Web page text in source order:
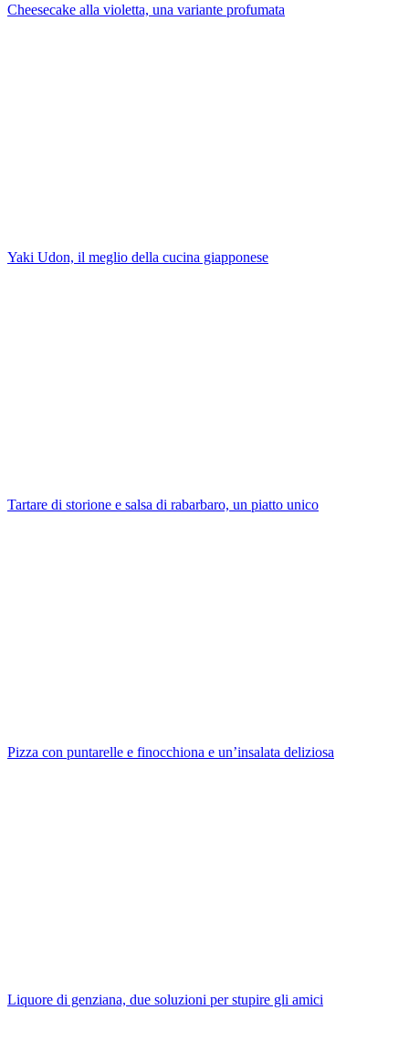
Cheesecake alla violetta, una variante profumata
Yaki Udon, il meglio della cucina giapponese
Tartare di storione e salsa di rabarbaro, un piatto unico
Pizza con puntarelle e finocchiona e un’insalata deliziosa
Liquore di genziana, due soluzioni per stupire gli amici